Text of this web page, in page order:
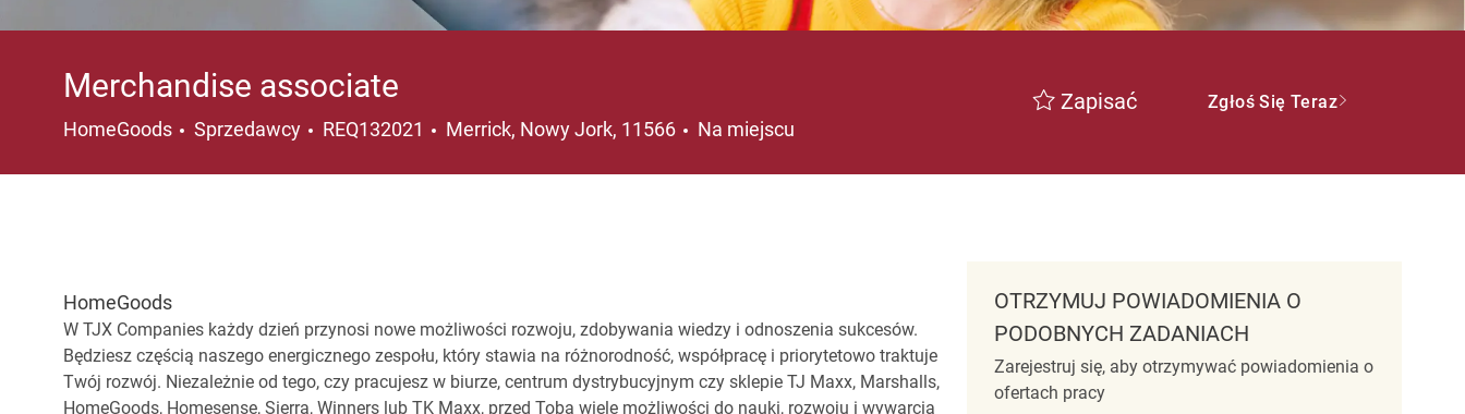
Merchandise associate
HomeGoods Kategoria
Sprzedawcy REQ132021 Lokalizacja
Merrick, Nowy Jork, 11566 Na miejscu
Zapisać Zgłoś Się Teraz
HomeGoods
W TJX Companies każdy dzień przynosi nowe możliwości rozwoju, zdobywania wiedzy i odnoszenia sukcesów.
Będziesz częścią naszego energicznego zespołu, który stawia na różnorodność, współpracę i priorytetowo traktuje
Twój rozwój. Niezależnie od tego, czy pracujesz w biurze, centrum dystrybucyjnym czy sklepie TJ Maxx, Marshalls,
HomeGoods, Homesense, Sierra, Winners lub TK Maxx, przed Tobą wiele możliwości do nauki, rozwoju i wywarcia
OTRZYMUJ POWIADOMIENIA O
PODOBNYCH ZADANIACH
Zarejestruj się, aby otrzymywać powiadomienia o
ofertach pracy